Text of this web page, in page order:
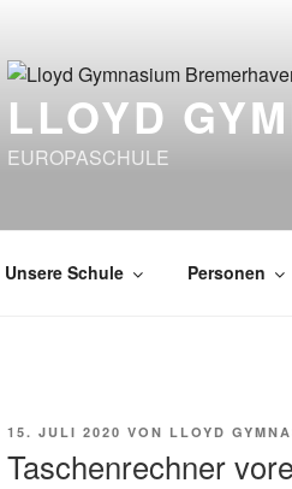
LLOYD
EUROPASCHULE
Unsere Schule Personen
VERÖFFENTLICHT
15. JULI 2020 VON LLOYD
Taschenrechner